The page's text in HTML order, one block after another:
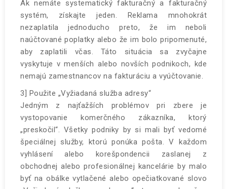
Ak nemáte systematický fakturačný a fakturačný
systém, získajte jeden. Reklama mnohokrát
nezaplatila jednoducho preto, že im neboli
naúčtované poplatky alebo že im bolo pripomenuté,
aby zaplatili včas. Táto situácia sa zvyčajne
vyskytuje v menších alebo novších podnikoch, kde
nemajú zamestnancov na fakturáciu a vyúčtovanie.
3] Použite „Vyžiadaná služba adresy“
Jedným z najťažších problémov pri zbere je
vystopovanie komerčného zákazníka, ktorý
„preskočil“. Všetky podniky by si mali byť vedomé
špeciálnej služby, ktorú ponúka pošta. V každom
vyhlásení alebo korešpondencii zaslanej z
obchodnej alebo profesionálnej kancelárie by malo
byť na obálke vytlačené alebo opečiatkované slovo